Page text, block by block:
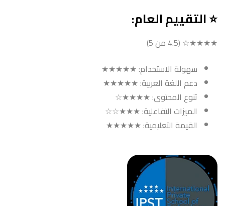
⭐ التقييم العام:
★★★★☆ (4.5 من 5)
سهولة الاستخدام: ★★★★★
دعم اللغة العربية: ★★★★★
تنوع المحتوى: ★★★★☆
الميزات التفاعلية: ★★★☆☆
القيمة التعليمية: ★★★★★